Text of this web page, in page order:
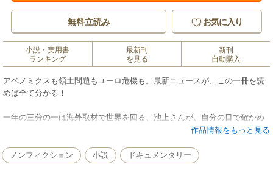
無料立読み お気に入り
小説・実用書
ランキング
最新刊
を見る
新刊
自動購入
アベノミクスも領土問題もユーロ危機も。最新ニュースが、この一冊を読
めば全て分かる！
一年の三分の一は海外取材で世界を回る、池上さんが、自分の目で確かめ
た優しいニュース解説。「世界の今後を考える上でも、まずは正確な現状
ません」（本書より）。ニュースが分かれば、あなたの未来も変わりま
す！
作品情報をもっと見る
ノンフィクション 小説 ドキュメンタリー